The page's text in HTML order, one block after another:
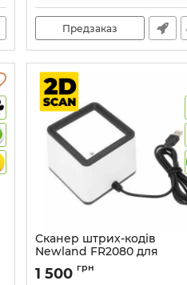
Предзаказ
Сканер штрих-кодів
Newland FR2080 для
сканування QR кодів в
паспортах та довідках
1 500 грн